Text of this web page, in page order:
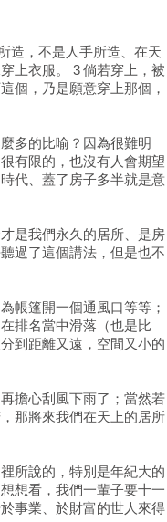
造，不是人手所造、在天
上衣服。 3 倘若穿上，被
個，乃是願意穿上那個，
多的比喻？因為很難明
有限的，也沒有人會期望
代、蓋了房子多半就是意
是我們永久的居所、是房
過了這個講法，但是也不
帳篷開一個通風口等等；
排名當中滑落（也是比
到距離又遠，空間又小的
擔心刮風下雨了；當然若
那將來我們在天上的居所
所說的，特別是年紀大的
想看，我們一輩子要十一
事業、於財富的世人來得